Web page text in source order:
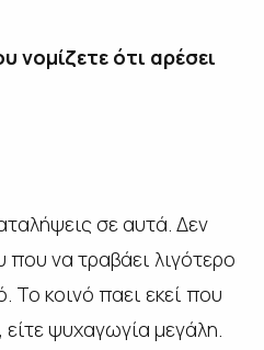
νομίζετε ότι αρέσει
σε αυτά. Δεν
να τραβάει λιγότερο
Το κοινό παει εκεί που
είτε ψυχαγωγία μεγάλη.